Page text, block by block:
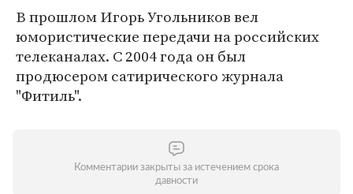
В прошлом Игорь Угольников вел
юмористические передачи на российских
телеканалах. С 2004 года он был
продюсером сатирического журнала
"Фитиль".
Комментарии закрыты за истечением срока
давности